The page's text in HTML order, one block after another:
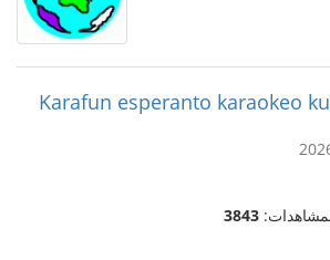
Karafun esperanto karaokeo
3843